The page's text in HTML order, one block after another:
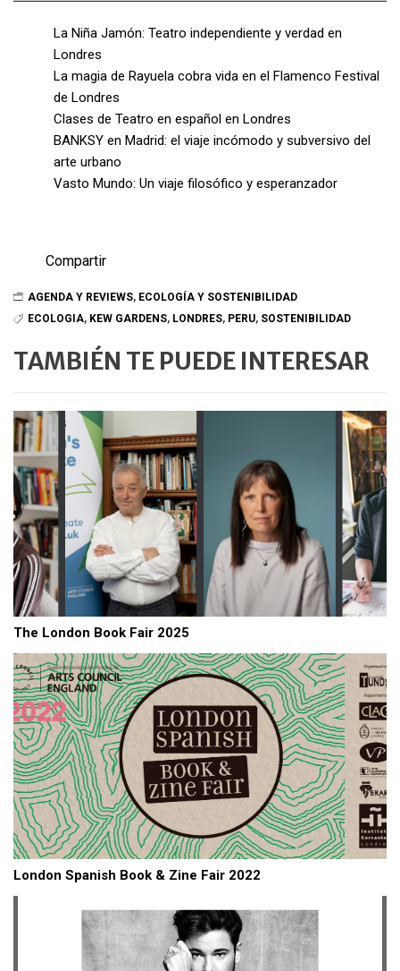
La Niña Jamón: Teatro independiente y verdad en
Londres
La magia de Rayuela cobra vida en el Flamenco Festival
de Londres
Clases de Teatro en español en Londres
BANKSY en Madrid: el viaje incómodo y subversivo del
arte urbano
Vasto Mundo: Un viaje filosófico y esperanzador
Compartir
AGENDA Y REVIEWS, ECOLOGÍA Y SOSTENIBILIDAD
ECOLOGIA, KEW GARDENS, LONDRES, PERU, SOSTENIBILIDAD
TAMBIÉN TE PUEDE INTERESAR
The London Book Fair 2025
London Spanish Book & Zine Fair 2022